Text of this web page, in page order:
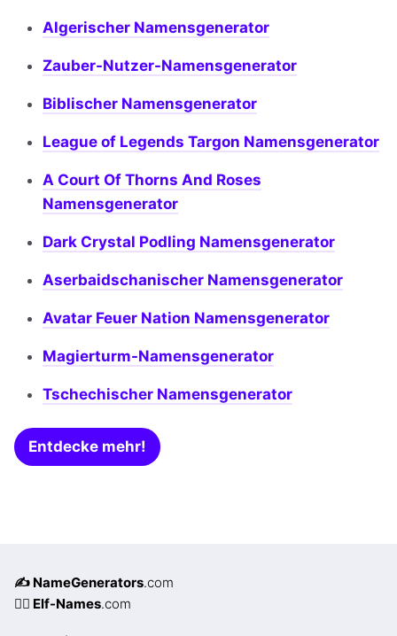
Algerischer Namensgenerator
Zauber-Nutzer-Namensgenerator
Biblischer Namensgenerator
League of Legends Targon Namensgenerator
A Court Of Thorns And Roses
Namensgenerator
Dark Crystal Podling Namensgenerator
Aserbaidschanischer Namensgenerator
Avatar Feuer Nation Namensgenerator
Magierturm-Namensgenerator
Tschechischer Namensgenerator
Entdecke mehr!
✍️ NameGenerators.com
🧝‍♀️ Elf-Names.com